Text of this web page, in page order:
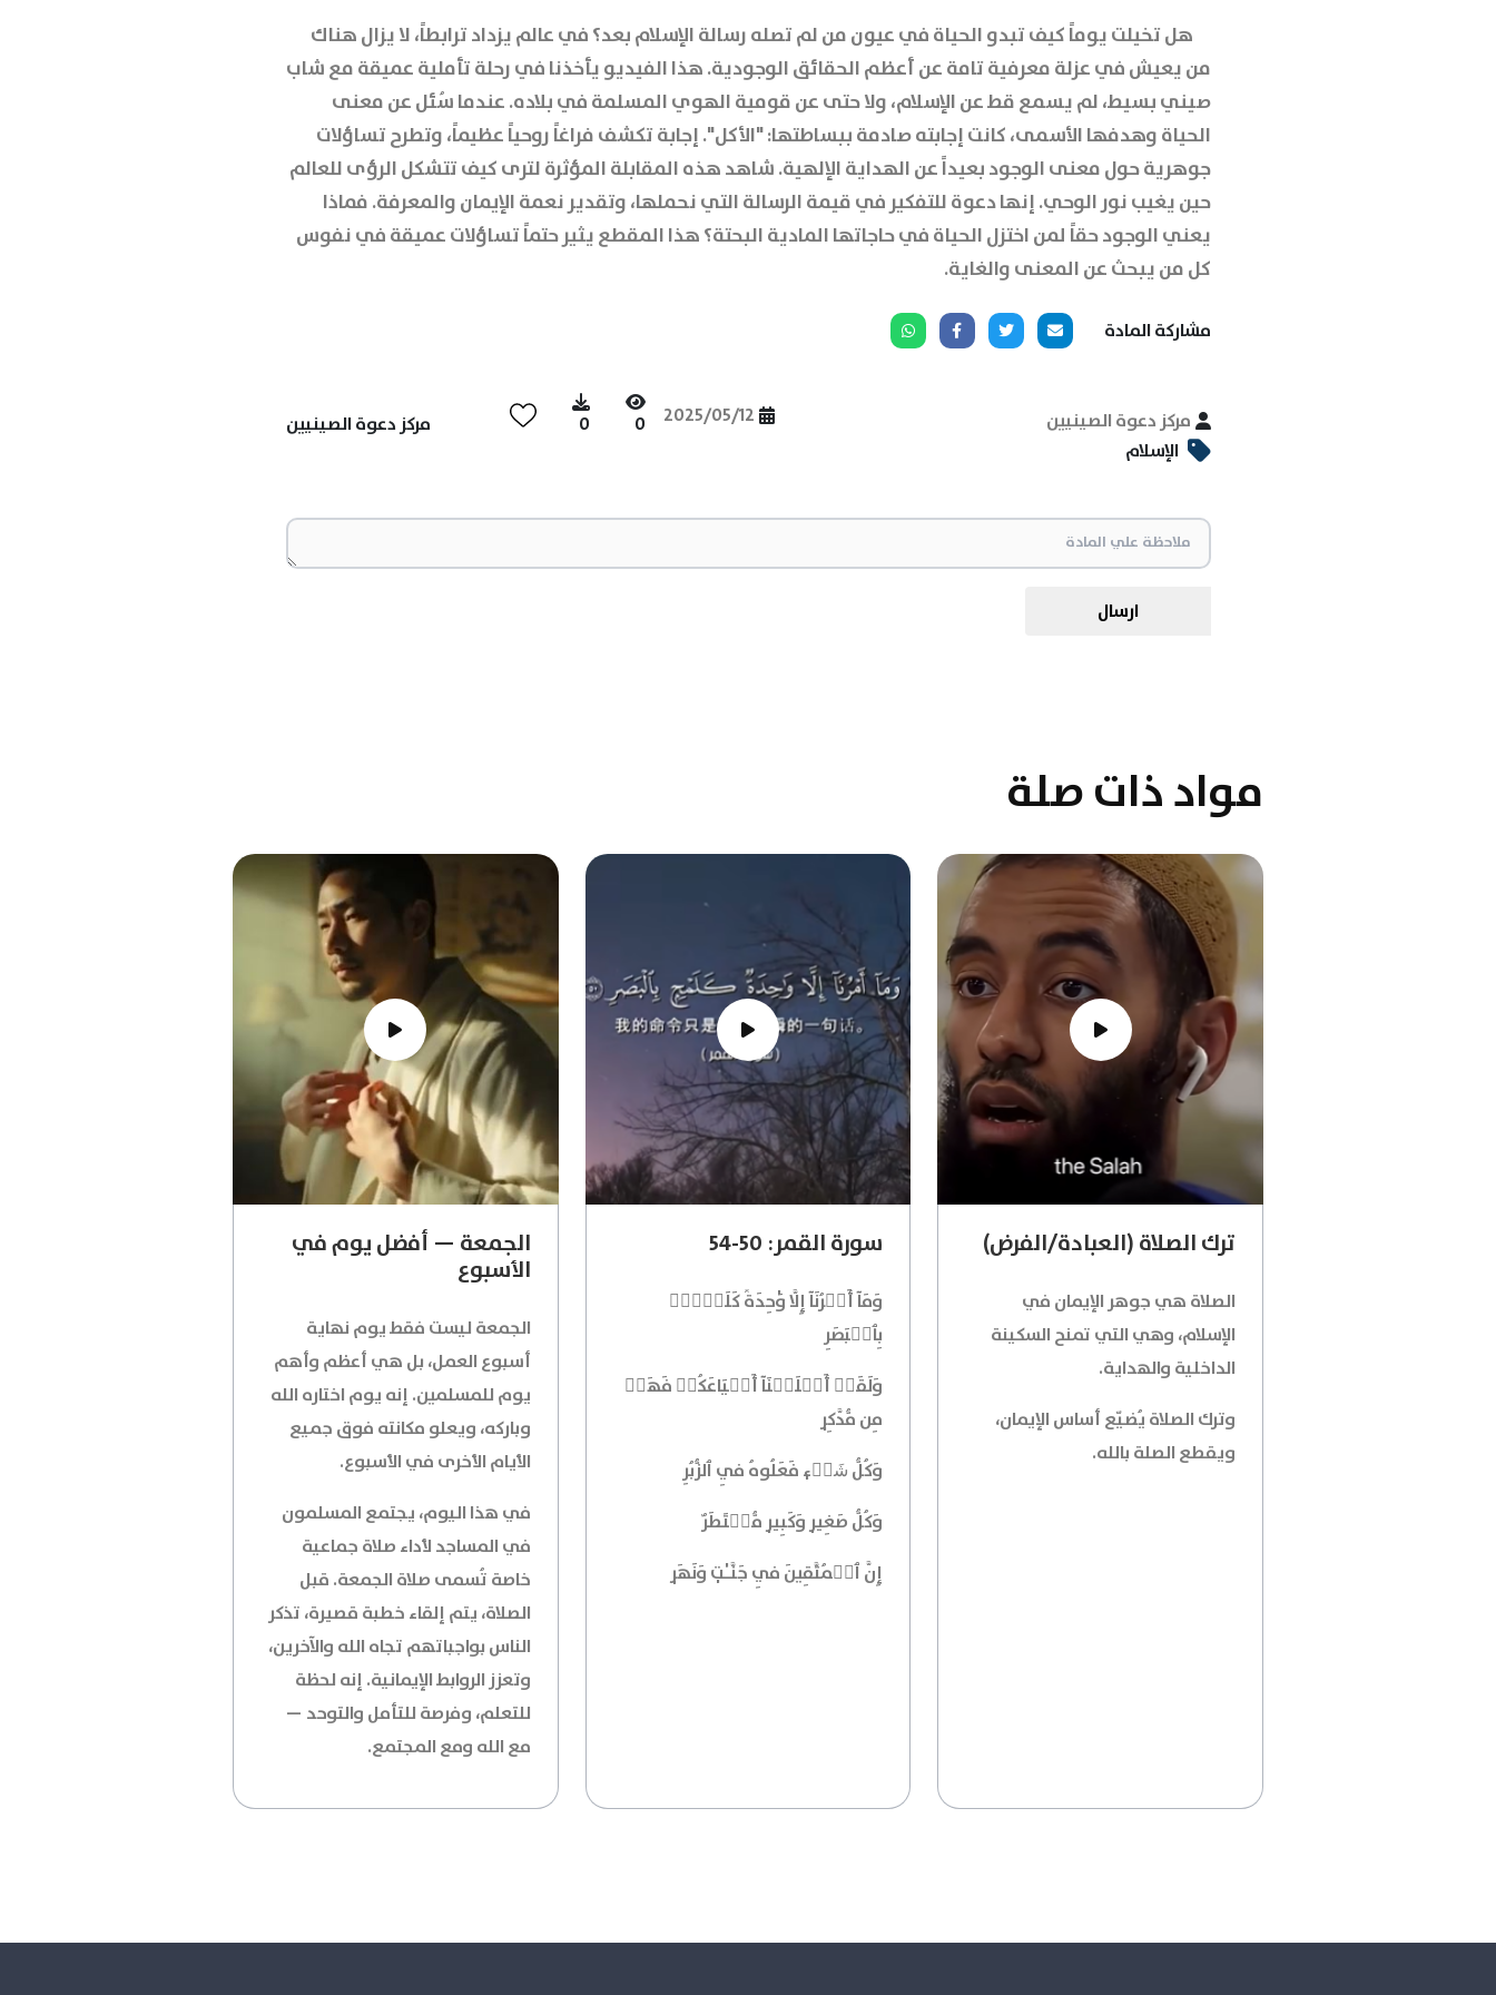
هل تخيلت يوماً كيف تبدو الحياة في عيون من لم تصله رسالة الإسلام بعد؟ في عالم يزداد ترابطاً، لا يزال هناك
من يعيش في عزلة معرفية تامة عن أعظم الحقائق الوجودية. هذا الفيديو يأخذنا في رحلة تأملية عميقة مع شاب
صيني بسيط، لم يسمع قط عن الإسلام، ولا حتى عن قومية الهوي المسلمة في بلاده. عندما سُئل عن معنى
الحياة وهدفها الأسمى، كانت إجابته صادمة ببساطتها: "الأكل". إجابة تكشف فراغاً روحياً عظيماً، وتطرح تساؤلات
جوهرية حول معنى الوجود بعيداً عن الهداية الإلهية. شاهد هذه المقابلة المؤثرة لترى كيف تتشكل الرؤى للعالم
حين يغيب نور الوحي. إنها دعوة للتفكير في قيمة الرسالة التي نحملها، وتقدير نعمة الإيمان والمعرفة. فماذا
يعني الوجود حقاً لمن اختزل الحياة في حاجاتها المادية البحتة؟ هذا المقطع يثير حتماً تساؤلات عميقة في نفوس
كل من يبحث عن المعنى والغاية.
مشاركة المادة
مركز دعوة الصينيين 2025/05/12
0
0
مركز دعوة الصينيين
الإسلام
ارسال
مواد ذات صلة
ترك الصلاة (العبادة/الفرض)
الصلاة هي جوهر الإيمان في
الإسلام، وهي التي تمنح السكينة
الداخلية والهداية.
وترك الصلاة يُضيّع أساس الإيمان،
ويقطع الصلة بالله.
سورة القمر: 50-54
وَمَآ أَمۡرُنَآ إِلَّا وَٰحِدَةٞ كَلَمۡحِۭ
بِٱلۡبَصَرِ
وَلَقَدۡ أَهۡلَكۡنَآ أَشۡيَاعَكُمۡ فَهَلۡ
مِن مُّدَّكِرٖ
وَكُلُّ شَيۡءٖ فَعَلُوهُ فِي ٱلزُّبُرِ
وَكُلُّ صَغِيرٖ وَكَبِيرٖ مُّسۡتَطَرٌ
إِنَّ ٱلۡمُتَّقِينَ فِي جَنَّـٰتٖ وَنَهَرٖ
الجمعة — أفضل يوم في
الأسبوع
الجمعة ليست فقط يوم نهاية
أسبوع العمل، بل هي أعظم وأهم
يوم للمسلمين. إنه يوم اختاره الله
وباركه، ويعلو مكانته فوق جميع
الأيام الأخرى في الأسبوع.
في هذا اليوم، يجتمع المسلمون
في المساجد لأداء صلاة جماعية
خاصة تُسمى صلاة الجمعة. قبل
الصلاة، يتم إلقاء خطبة قصيرة، تذكر
الناس بواجباتهم تجاه الله والآخرين،
وتعزز الروابط الإيمانية. إنه لحظة
للتعلم، وفرصة للتأمل والتوحد —
مع الله ومع المجتمع.